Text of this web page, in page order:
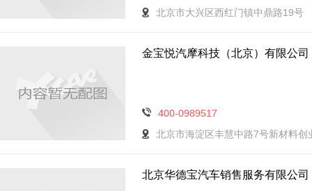
北京市大兴区西红门镇中鼎路19号
金宝悦汽摩科技（北京）有限公司
400-0989517
北京市海淀区丰慧中路7号新材料
北京华德宝汽车销售服务有限公司